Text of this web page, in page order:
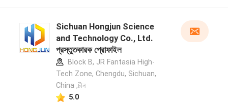
Sichuan Hongjun Science
and Technology Co., Ltd.
প্রস্তুতকারক প্রোফাইল
Block B, JR Fantasia High-
Tech Zone, Chengdu, Sichuan,
China ,চীন
5.0